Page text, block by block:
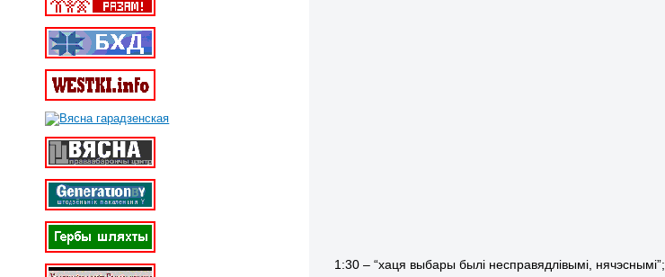
1:30 – “хаця выбары былі несправядлівымі, нячэснымі”;